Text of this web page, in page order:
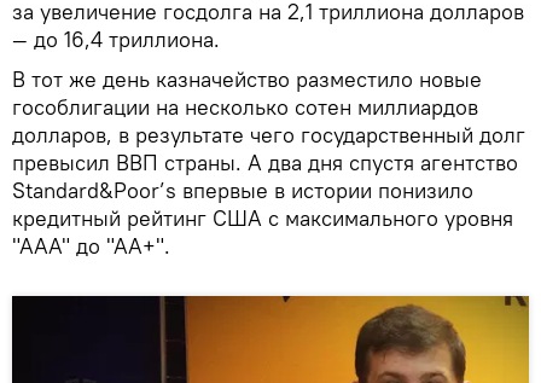
за увеличение госдолга на 2,1 триллиона долларов
— до 16,4 триллиона.
В тот же день казначейство разместило новые
гособлигации на несколько сотен миллиардов
долларов, в результате чего государственный долг
превысил ВВП страны. А два дня спустя агентство
Standard&Poor’s впервые в истории понизило
кредитный рейтинг США с максимального уровня
"ААА" до "АА+".